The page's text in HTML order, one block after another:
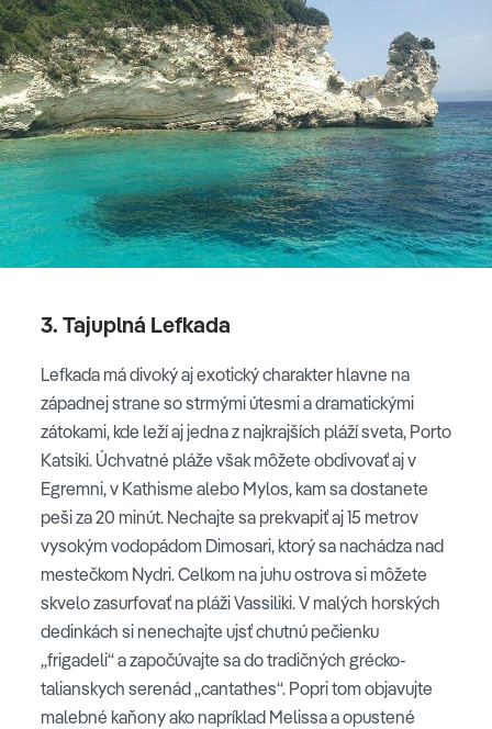
3. Tajuplná Lefkada
Lefkada má divoký aj exotický charakter hlavne na
západnej strane so strmými útesmi a dramatickými
zátokami, kde leží aj jedna z najkrajších pláží sveta, Porto
Katsiki. Úchvatné pláže však môžete obdivovať aj v
Egremni, v Kathisme alebo Mylos, kam sa dostanete
peši za 20 minút. Nechajte sa prekvapiť aj 15 metrov
vysokým vodopádom Dimosari, ktorý sa nachádza nad
mestečkom Nydri. Celkom na juhu ostrova si môžete
skvelo zasurfovať na pláži Vassiliki. V malých horských
dedinkách si nenechajte ujsť chutnú pečienku
„frigadeli“ a započúvajte sa do tradičných grécko-
talianskych serenád „cantathes“. Popri tom objavujte
malebné kaňony ako napríklad Melissa a opustené